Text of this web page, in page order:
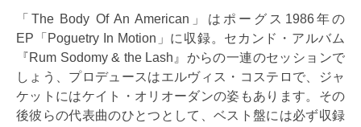
「The Body Of An American」はポーグス1986年の
EP「Poguetry In Motion」に収録。セカンド・アルバム
『Rum Sodomy & the Lash』からの一連のセッションで
しょう、プロデュースはエルヴィス・コステロで、ジャ
ケットにはケイト・オリオーダンの姿もあります。その
後彼らの代表曲のひとつとして、ベスト盤には必ず収録